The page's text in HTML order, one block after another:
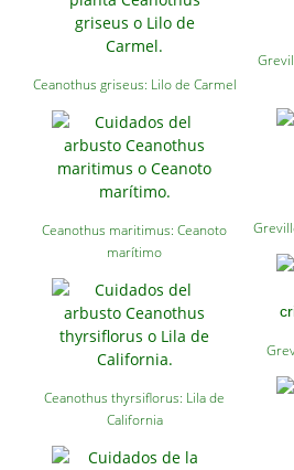
Ceanothus griseus: Lilo de Carmel
Ceanothus maritimus: Ceanoto
marítimo
Ceanothus thyrsiflorus: Lila de
California